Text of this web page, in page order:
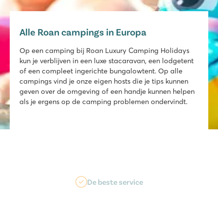
Alle Roan campings in Europa
Op een camping bij Roan Luxury Camping Holidays
kun je verblijven in een luxe stacaravan, een lodgetent
of een compleet ingerichte bungalowtent. Op alle
campings vind je onze eigen hosts die je tips kunnen
geven over de omgeving of een handje kunnen helpen
als je ergens op de camping problemen ondervindt.
Luxe accommodaties - Standaard airco